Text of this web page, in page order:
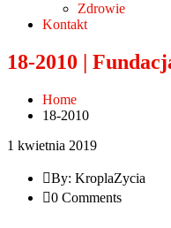
Zdrowie
Kontakt
18-2010 |
Home
18-2010
1 kwietnia 2019
By: KroplaZycia
0 Comments